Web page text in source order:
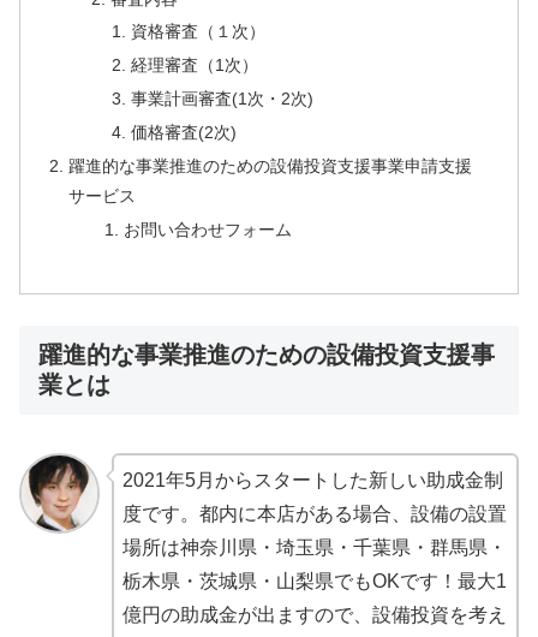
資格審査（１次）
経理審査（1次）
事業計画審査(1次・2次)
価格審査(2次)
躍進的な事業推進のための設備投資支援事業申請支援
サービス
お問い合わせフォーム
躍進的な事業推進のための設備投資支援事
業とは
2021年5月からスタートした新しい助成金制
度です。都内に本店がある場合、設備の設置
場所は神奈川県・埼玉県・千葉県・群馬県・
栃木県・茨城県・山梨県でもOKです！最大1
億円の助成金が出ますので、設備投資を考え